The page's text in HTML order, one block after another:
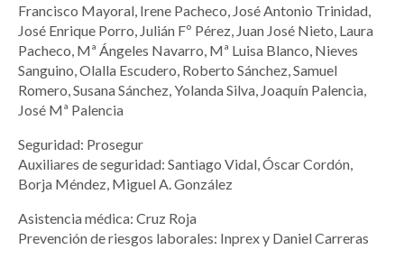
Francisco Mayoral, Irene Pacheco, José Antonio Trinidad,
José Enrique Porro, Julián Fº Pérez, Juan José Nieto, Laura
Pacheco, Mª Ángeles Navarro, Mª Luisa Blanco, Nieves
Sanguino, Olalla Escudero, Roberto Sánchez, Samuel
Romero, Susana Sánchez, Yolanda Silva, Joaquín Palencia,
José Mª Palencia
Seguridad: Prosegur
Auxiliares de seguridad: Santiago Vidal, Óscar Cordón,
Borja Méndez, Miguel A. González
Asistencia médica: Cruz Roja
Prevención de riesgos laborales: Inprex y Daniel Carreras